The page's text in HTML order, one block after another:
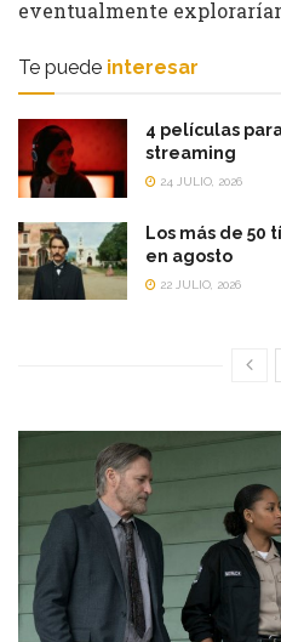
eventualmente
Te puede interesar
4 películas
streaming
24 JULIO, 2026
Los más de 50
en agosto
22 JULIO, 2026